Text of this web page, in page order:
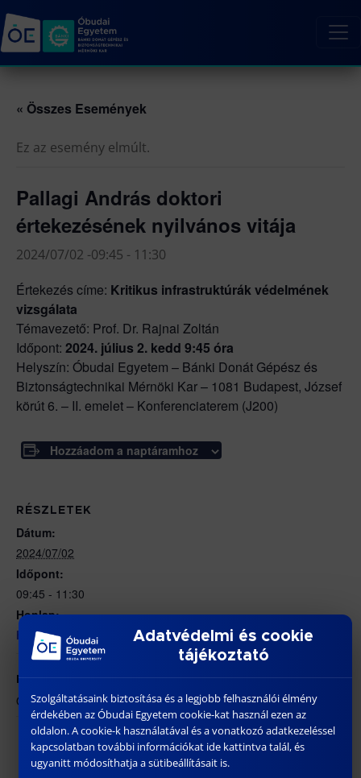
« Összes Események
Ez az esemény elmúlt.
Pallagi András doktori
értekezésének nyilvános vitája
2024/07/02 -09:45 - 11:30
Értekezés címe: Kritikus infrastruktúrák védelmének
vizsgálata
Témavezető: Prof. Dr. Rajnai Zoltán
Időpont: 2024. július 2. kedd 9:45 óra
Helyszín: Óbudai Egyetem – Bánki Donát Gépész és
Biztonságtechnikai Mérnöki Kar – 1081 Budapest, József
körút 6. – II. emelet – Konferenciaterem (J200)
Hozzáadom a naptáramhoz
RÉSZLETEK
Dátum:
2024/07/02
Időpont:
09:45 - 11:30
Honlap:
https://bdi.uni-obuda.hu/doktori-cselekmenyek/
HELYSZÍN
ÓE BGK – 1081 Budapest, Népszínház utca 8.
Nyári Norbert műhelyvitája Sinkó Gábor műhelyvitája
Adatvédelmi és cookie
tájékoztató
Szolgáltatásaink biztosítása és a legjobb felhasználói élmény
érdekében az Óbudai Egyetem cookie-kat használ ezen az
oldalon. A cookie-k használatával és a vonatkozó adatkezeléssel
kapcsolatban további információkat ide kattintva talál, és
ugyanitt módosíthatja a sütibeállításait is.